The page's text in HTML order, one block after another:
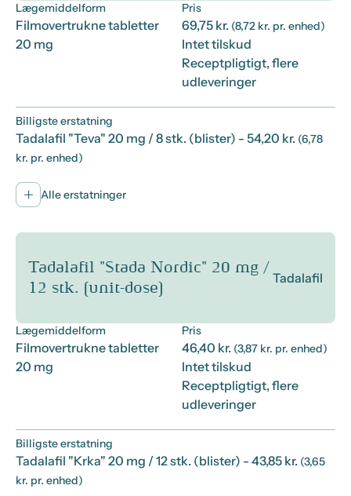
Lægemiddelform
Filmovertrukne tabletter
20 mg
Pris
69,75 kr. (8,72 kr. pr. enhed)
Intet tilskud
Receptpligtigt, flere
udleveringer
Billigste erstatning
Tadalafil "Teva" 20 mg / 8 stk. (blister) - 54,20 kr. (6,78
kr. pr. enhed)
Alle erstatninger
Tadalafil "Stada Nordic" 20 mg /
12 stk. (unit-dose)
Tadalafil
Lægemiddelform
Filmovertrukne tabletter
20 mg
Pris
46,40 kr. (3,87 kr. pr. enhed)
Intet tilskud
Receptpligtigt, flere
udleveringer
Billigste erstatning
Tadalafil "Krka" 20 mg / 12 stk. (blister) - 43,85 kr. (3,65
kr. pr. enhed)